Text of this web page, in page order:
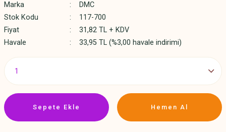
Marka
DMC
Stok Kodu
117-700
Fiyat
31,82 TL + KDV
Havale
33,95 TL (%3,00 havale indirimi)
Sepete Ekle Hemen Al